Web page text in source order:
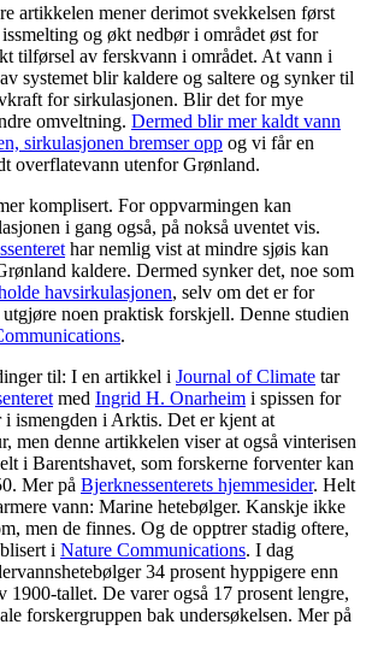
artikkelen mener derimot svekkelsen først
og økt nedbør i området øst for
tilførsel av ferskvann i området. At vann i
systemet blir kaldere og saltere og synker til
for sirkulasjonen. Blir det for mye
omveltning. Dermed blir mer kaldt vann
sirkulasjonen bremser opp og vi får en
overflatevann utenfor Grønland.
komplisert. For oppvarmingen kan
i gang også, på nokså uventet vis.
har nemlig vist at mindre sjøis kan
kaldere. Dermed synker det, noe som
havsirkulasjonen, selv om det er for
noen praktisk forskjell. Denne studien
.
til: I en artikkel i Journal of Climate tar
med Ingrid H. Onarheim i spissen for
i ismengden i Arktis. Det er kjent at
men denne artikkelen viser at også vinterisen
i Barentshavet, som forskerne forventer kan
Mer på Bjerknessenterets hjemmesider. Helt
vann: Marine hetebølger. Kanskje ikke
men de finnes. Og de opptrer stadig oftere,
i Nature Communications. I dag
34 prosent hyppigere enn
1900-tallet. De varer også 17 prosent lengre,
forskergruppen bak undersøkelsen. Mer på